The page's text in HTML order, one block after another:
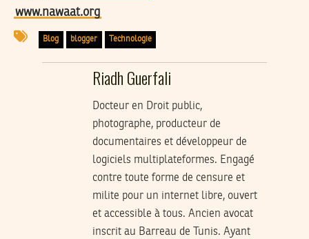
www.nawaat.org
Blog blogger Technologie
Riadh Guerfali
Docteur en Droit public,
photographe, producteur de
documentaires et développeur de
logiciels multiplateformes. Engagé
contre toute forme de censure et
milite pour un internet libre, ouvert
et accessible à tous. Ancien avocat
inscrit au Barreau de Tunis. Ayant